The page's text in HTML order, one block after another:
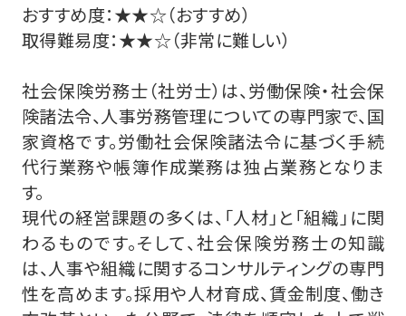
おすすめ度：★★☆（おすすめ）
取得難易度：★★☆（非常に難しい）
社会保険労務士（社労士）は、労働保険・社会保
険諸法令、人事労務管理についての専門家で、国
家資格です。労働社会保険諸法令に基づく手続
代行業務や帳簿作成業務は独占業務となりま
す。
現代の経営課題の多くは、「人材」と「組織」に関
わるものです。そして、社会保険労務士の知識
は、人事や組織に関するコンサルティングの専門
性を高めます。採用や人材育成、賃金制度、働き